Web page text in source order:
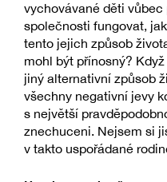
vychovávané děti
společnosti fungovat,
tento jejich způsob
mohl být přínosný?
jiný alternativní způsob
všechny negativní jevy
s největší
znechuceni. Nejsem si
v takto uspořádané